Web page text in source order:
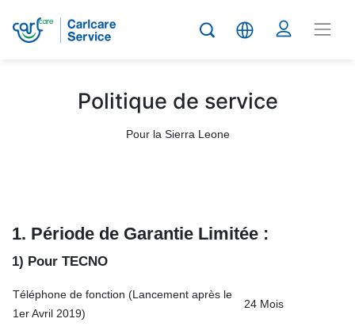
Politique de service
Pour la Sierra Leone
1. Période de Garantie Limitée :
1) Pour TECNO
Téléphone de fonction (Lancement après le
1er Avril 2019)
24 Mois